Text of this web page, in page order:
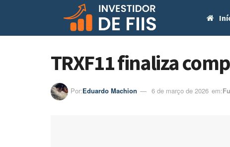
TRXF11 finaliza
Por:Eduardo Machion 6 de março de 2026 em:ㅤ